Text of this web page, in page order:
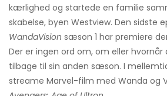
kærlighed og startede en familie
skabelse, byen Westview. Den sidste
WandaVision sæson 1 har premiere
Der er ingen ord om, om eller hvornår
tilbage til sin anden sæson. I
streame Marvel-film med Wanda og